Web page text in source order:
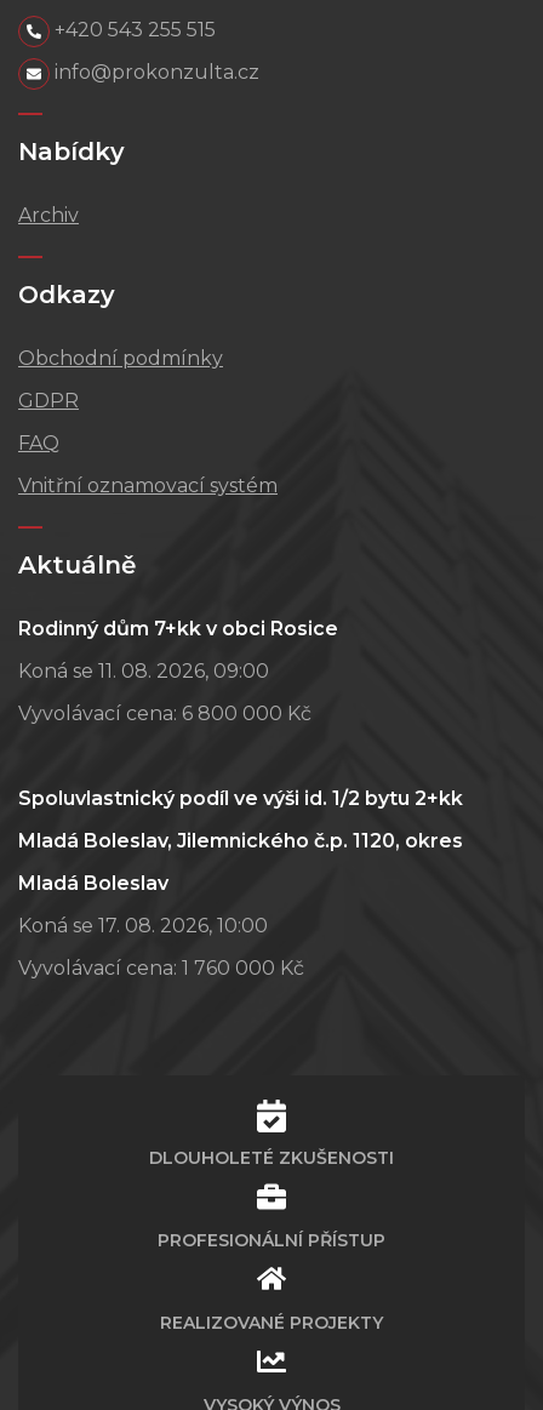
+420 543 255 515
info@prokonzulta.cz
Nabídky
Archiv
Odkazy
Obchodní podmínky
GDPR
FAQ
Vnitřní oznamovací systém
Aktuálně
Rodinný dům 7+kk v obci Rosice
Koná se 11. 08. 2026, 09:00
Vyvolávací cena: 6 800 000 Kč
Spoluvlastnický podíl ve výši id. 1/2 bytu 2+kk
Mladá Boleslav, Jilemnického č.p. 1120, okres
Mladá Boleslav
Koná se 17. 08. 2026, 10:00
Vyvolávací cena: 1 760 000 Kč
DLOUHOLETÉ ZKUŠENOSTI
PROFESIONÁLNÍ PŘÍSTUP
REALIZOVANÉ PROJEKTY
VYSOKÝ VÝNOS